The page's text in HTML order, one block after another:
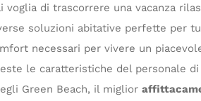
voglia di trascorrere una vacanza
soluzioni abitative perfette per
necessari per vivere un
le caratteristiche del personale
Green Beach, il miglior